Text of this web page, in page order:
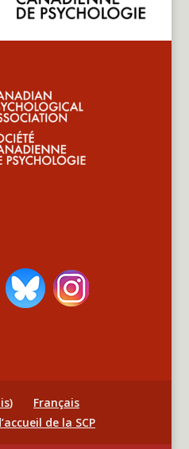
)
Français
de la SCP